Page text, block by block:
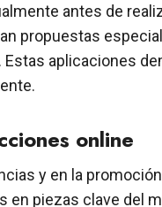
antes de
propuestas
aplicaciones
online
y en la
en piezas clave del